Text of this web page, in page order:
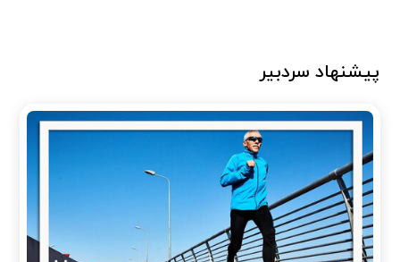
پیشنهاد سردبیر